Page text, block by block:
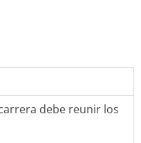
debe reunir los